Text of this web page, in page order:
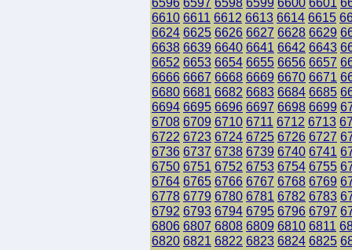
6610 6611 6612 6613 6614 6615
6624 6625 6626 6627 6628 6629
6638 6639 6640 6641 6642 6643
6652 6653 6654 6655 6656 6657
6666 6667 6668 6669 6670 6671
6680 6681 6682 6683 6684 6685
6694 6695 6696 6697 6698 6699
6708 6709 6710 6711 6712 6713
6722 6723 6724 6725 6726 6727
6736 6737 6738 6739 6740 6741
6750 6751 6752 6753 6754 6755
6764 6765 6766 6767 6768 6769
6778 6779 6780 6781 6782 6783
6792 6793 6794 6795 6796 6797
6806 6807 6808 6809 6810 6811
6820 6821 6822 6823 6824 6825